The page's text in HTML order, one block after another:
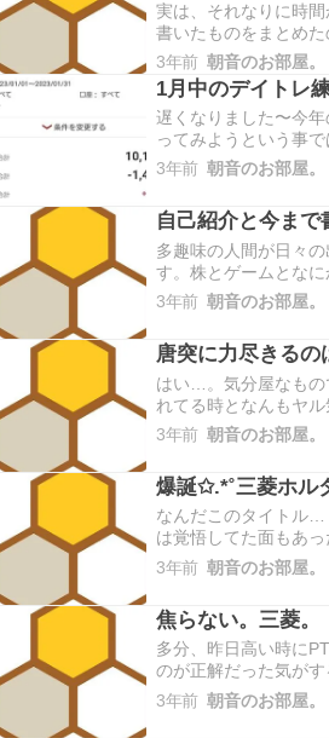
実は、それなりに時
書いたものをまとめ
もわかりやすいようし
のブログ見る時にあ
でブログがもっと読み
て、いつも見やすい
たのです。…
3年前 朝音のお部屋。
1月中のデイトレ
遅くなりました〜今
ってみようという事
仕事辞めようと思っ
り、ストレスで体調
って思ったら家に居
く…その上金…
3年前 朝音のお部屋。
自己紹介と今まで
多趣味の人間が日々
す。株とゲームとな
ボカロが好き/資産は
目標にしています。
→スイングトレードの
3年前 朝音のお部屋。
唐突に力尽きるの
はい…。気分屋なもの
れてる時となんもヤル
日々がありまして(´･
くれる人も結構いら
嬉しいです。毎日更新
いよ…
3年前 朝音のお部屋。
爆誕✩.*˚三菱ホ
なんだこのタイトル…
は覚悟してた面もあ
がってしまったので…
菱ぃぃ！！昨日何も
っといてお恥ずかし
3年前 朝音のお部屋。
焦らない。三菱。
多分、昨日高い時に
のが正解だった気が
ない(´･ω･`;)とりあえ
いのだし、今の価格
3年前 朝音のお部屋。